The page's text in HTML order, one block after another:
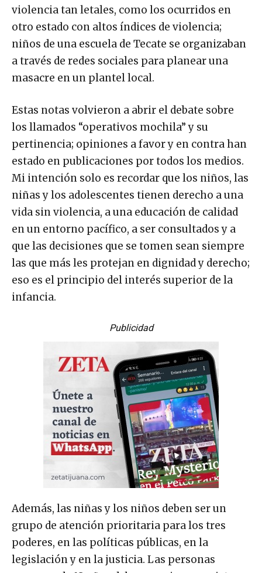
violencia tan letales, como los ocurridos en
otro estado con altos índices de violencia;
niños de una escuela de Tecate se organizaban
a través de redes sociales para planear una
masacre en un plantel local.
Estas notas volvieron a abrir el debate sobre
los llamados “operativos mochila” y su
pertinencia; opiniones a favor y en contra han
estado en publicaciones por todos los medios.
Mi intención solo es recordar que los niños, las
niñas y los adolescentes tienen derecho a una
vida sin violencia, a una educación de calidad
en un entorno pacífico, a ser consultados y a
que las decisiones que se tomen sean siempre
las que más les protejan en dignidad y derecho;
eso es el principio del interés superior de la
infancia.
Publicidad
Además, las niñas y los niños deben ser un
grupo de atención prioritaria para los tres
poderes, en las políticas públicas, en la
legislación y en la justicia. Las personas